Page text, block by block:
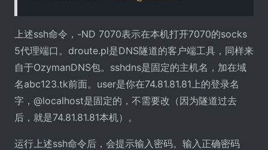
上述ssh命令，-ND 7070表示在本机打开7070的socks
5代理端口。droute.pl是DNS隧道的客户端工具，同样来
自于OzymanDNS包。sshdns是固定的主机名，加在域
名abc123.tk前面。user是你在74.81.81.81上的登录名
字，@localhost是固定的，不需要改（因为隧道过去
后，就是74.81.81.81本机）。
运行上述ssh命令后，会提示输入密码。输入正确密码